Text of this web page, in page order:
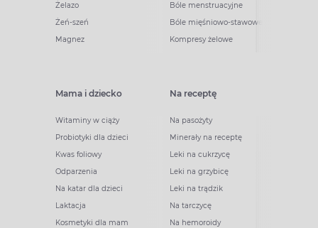
Żelazo
Żeń-szeń
Magnez
Bóle menstruacyjne
Bóle mięśniowo-stawowe
Kompresy żelowe
Mama i dziecko
Witaminy w ciąży
Probiotyki dla dzieci
Kwas foliowy
Odparzenia
Na katar dla dzieci
Laktacja
Kosmetyki dla mam
Na receptę
Na pasożyty
Minerały na receptę
Leki na cukrzycę
Leki na grzybicę
Leki na trądzik
Na tarczycę
Na hemoroidy